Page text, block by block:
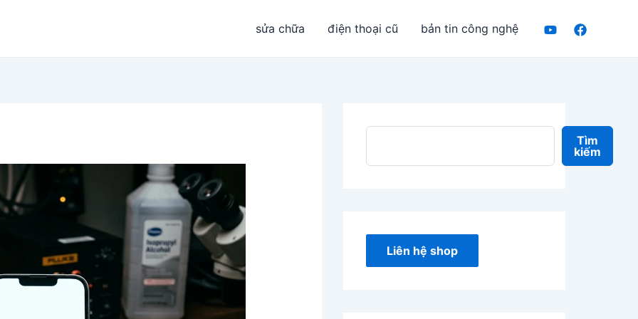
sửa chữa điện thoại cũ bản tin công nghệ
ì
ế
Tìm
kiếm
Liên hệ shop